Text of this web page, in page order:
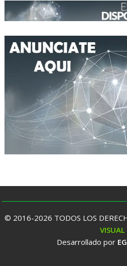
© 2016-2026 TODOS LOS
VISUAL
Desarrollado por